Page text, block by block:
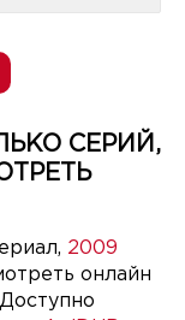
СЕРИЙ,
2009
онлайн